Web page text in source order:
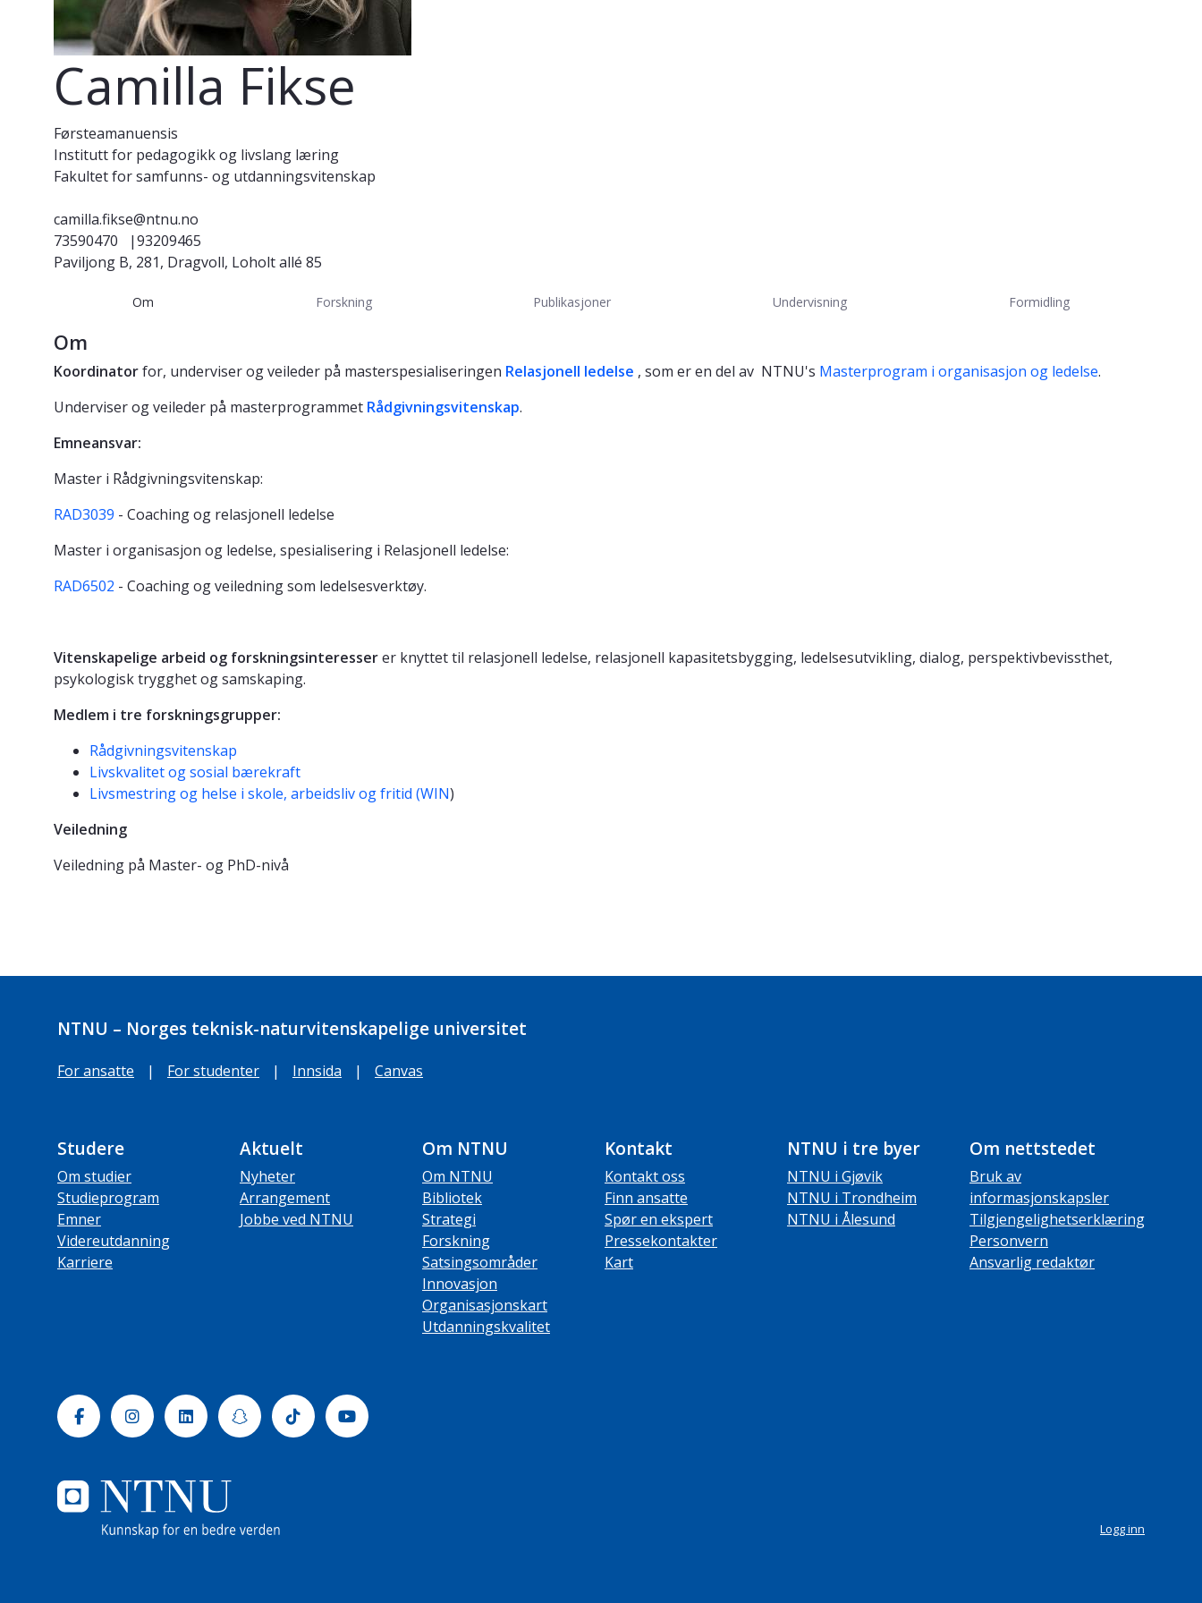
Camilla Fikse
Førsteamanuensis
Institutt for pedagogikk og livslang læring
Fakultet for samfunns- og utdanningsvitenskap
camilla.fikse@ntnu.no
73590470
|93209465
Paviljong B, 281, Dragvoll, Loholt allé 85
Om Forskning Publikasjoner Undervisning Formidling
Om
Koordinatorfor, underviser og veileder på masterspesialiseringen Relasjonell ledelse , som er en del av NTNU's Masterprogram i organisasjon og ledelse.
Underviser og veileder på masterprogrammet Rådgivningsvitenskap.
Emneansvar:
Master i Rådgivningsvitenskap:
RAD3039 - Coaching og relasjonell ledelse
Master i organisasjon og ledelse, spesialisering i Relasjonell ledelse:
RAD6502 - Coaching og veiledning som ledelsesverktøy.
Vitenskapelige arbeid og forskningsinteresserer knyttet til relasjonell ledelse, relasjonell kapasitetsbygging, ledelsesutvikling, dialog, perspektivbevissthet,
psykologisk trygghet og samskaping.
Medlem i tre forskningsgrupper:
Rådgivningsvitenskap
Livskvalitet og sosial bærekraft
Livsmestring og helse i skole, arbeidsliv og fritid (WIN)
Veiledning
Veiledning på Master- og PhD-nivå
NTNU – Norges teknisk-naturvitenskapelige universitet
For ansatte | For studenter | Innsida | Canvas
Studere
Om studier
Studieprogram
Emner
Videreutdanning
Karriere
Aktuelt
Nyheter
Arrangement
Jobbe ved NTNU
Om NTNU
Om NTNU
Bibliotek
Strategi
Forskning
Satsingsområder
Innovasjon
Organisasjonskart
Utdanningskvalitet
Kontakt
Kontakt oss
Finn ansatte
Spør en ekspert
Pressekontakter
Kart
NTNU i tre byer
NTNU i Gjøvik
NTNU i Trondheim
NTNU i Ålesund
Om nettstedet
Bruk av
informasjonskapsler
Tilgjengelighetserklæring
Personvern
Ansvarlig redaktør
FacebookInstagramLinkedinSnapchatTiktok Youtube
Logg inn